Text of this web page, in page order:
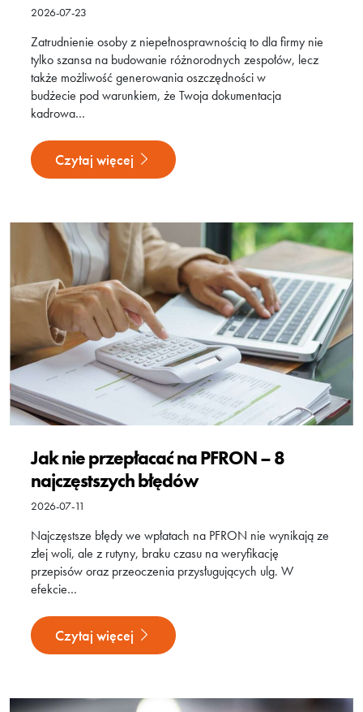
2026-07-23
Zatrudnienie osoby z niepełnosprawnością to dla firmy nie
tylko szansa na budowanie różnorodnych zespołów, lecz
także możliwość generowania oszczędności w
budżecie pod warunkiem, że Twoja dokumentacja
kadrowa…
Czytaj więcej
Jak nie przepłacać na PFRON – 8
najczęstszych błędów
2026-07-11
Najczęstsze błędy we wpłatach na PFRON nie wynikają ze
złej woli, ale z rutyny, braku czasu na weryfikację
przepisów oraz przeoczenia przysługujących ulg. W
efekcie…
Czytaj więcej